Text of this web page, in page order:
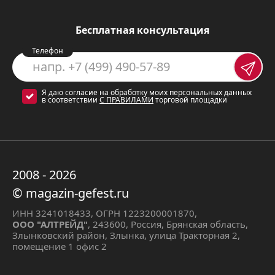
элегантном малахитовом цвете,
который придаст Вашей кухне
изысканный вид. Благодаря
механическому управлению, Вы легко
сможете регулировать мощность
Варочная панель Gefest 2231-01 К59
обладает рядом преимуществ, которые
сделают ее незаменимым
помощником на кухне:
Бесплатная консультация
Телефон
Я даю согласие на обработку моих персональных данных
в соответствии С ПРАВИЛАМИ торговой площадки
2008 - 2026
© magazin-gefest.ru
ИНН 3241018433, ОГРН 1223200001870,
ООО "АЛТРЕЙД", 243600, Россия, Брянская область,
Злынковский район, Злынка, улица Тракторная 2,
помещение 1 офис 2